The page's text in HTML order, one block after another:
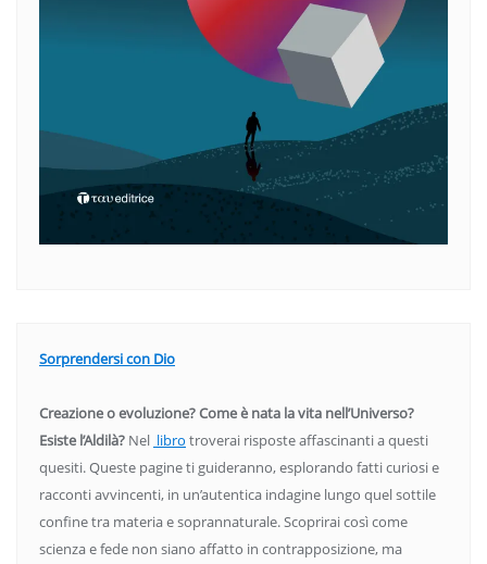
Sorprendersi con Dio
Creazione o evoluzione? Come è nata la vita nell’Universo?
Esiste l’Aldilà? Nel libro troverai risposte affascinanti a questi
quesiti. Queste pagine ti guideranno, esplorando fatti curiosi e
racconti avvincenti, in un’autentica indagine lungo quel sottile
confine tra materia e soprannaturale. Scoprirai così come
scienza e fede non siano affatto in contrapposizione, ma